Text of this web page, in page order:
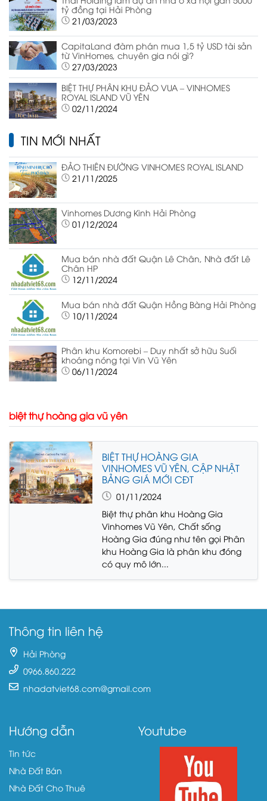
tỷ đồng tại Hải Phòng
21/03/2023
CapitaLand đàm phán mua 1,5 tỷ USD tài sản
từ VinHomes, chuyên gia nói gì?
27/03/2023
BIỆT THỰ PHÂN KHU ĐẢO VUA – VINHOMES
ROYAL ISLAND VŨ YÊN
02/11/2024
TIN MỚI NHẤT
ĐẢO THIÊN ĐƯỜNG VINHOMES ROYAL ISLAND
21/11/2025
Vinhomes Dương Kinh Hải Phòng
01/12/2024
Mua bán nhà đất Quận Lê Chân, Nhà đất Lê
Chân HP
12/11/2024
Mua bán nhà đất Quận Hồng Bàng Hải Phòng
10/11/2024
Phân khu Komorebi – Duy nhất sở hữu Suối
khoáng nóng tại Vin Vũ Yên
06/11/2024
biệt thự hoàng gia vũ yên
BIỆT THỰ HOÀNG GIA
VINHOMES VŨ YÊN, CẬP NHẬT
BẢNG GIÁ MỚI CĐT
01/11/2024
Biệt thự phân khu Hoàng Gia
Vinhomes Vũ Yên, Chất sống
Hoàng Gia đúng như tên gọi Phân
khu Hoàng Gia là phân khu đóng
có quy mô lớn...
Thông tin liên hệ
Hải Phòng
0966.860.222
nhadatviet68.com@gmail.com
Hướng dẫn
Tin tức
Nhà Đất Bán
Nhà Đất Cho Thuê
Youtube